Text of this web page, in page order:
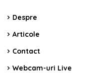
Despre
Articole
Contact
Webcam-uri Live